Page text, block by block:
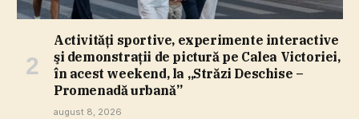
Activităţi sportive, experimente interactive
şi demonstraţii de pictură pe Calea Victoriei,
în acest weekend, la „Străzi Deschise –
Promenadă urbană”
august 8, 2026